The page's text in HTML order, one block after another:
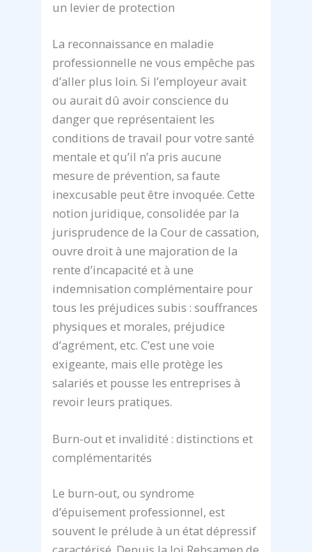
un levier de protection
La reconnaissance en maladie
professionnelle ne vous empêche pas
d’aller plus loin. Si l’employeur avait
ou aurait dû avoir conscience du
danger que représentaient les
conditions de travail pour votre santé
mentale et qu’il n’a pris aucune
mesure de prévention, sa faute
inexcusable peut être invoquée. Cette
notion juridique, consolidée par la
jurisprudence de la Cour de cassation,
ouvre droit à une majoration de la
rente d’incapacité et à une
indemnisation complémentaire pour
tous les préjudices subis : souffrances
physiques et morales, préjudice
d’agrément, etc. C’est une voie
exigeante, mais elle protège les
salariés et pousse les entreprises à
revoir leurs pratiques.
Burn-out et invalidité : distinctions et
complémentarités
Le burn-out, ou syndrome
d’épuisement professionnel, est
souvent le prélude à un état dépressif